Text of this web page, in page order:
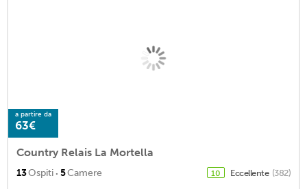
a partire da
63€
Country Relais La Mortella
13Ospiti · 5Camere 10 Eccellente (382)